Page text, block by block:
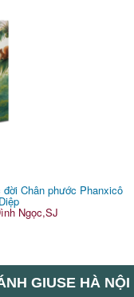
Chân phước Phanxicô
Ngọc,SJ
GIUSE HÀ NỘI